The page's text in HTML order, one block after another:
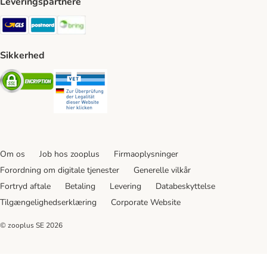
GLS Shipping Method
Postnord Shipping Method
Sikkerhed
Security
Om os Job hos zooplus
Firmaoplysninger
Forordning om digitale tjenester
Generelle vilkår
Fortryd aftale
Betaling Levering
Databeskyttelse
Tilgængelighedserklæring
Corporate Website
© zooplus SE 2026